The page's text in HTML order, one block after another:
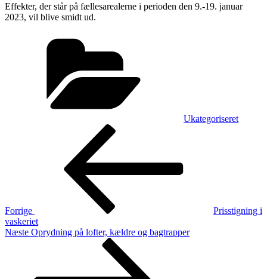
Effekter, der står på fællesarealerne i perioden den 9.-19. januar
2023, vil blive smidt ud.
Ukategoriseret
Indlægsnavigation
Forrige
Prisstigning i
vaskeriet
Næste
Næste Oprydning på lofter, kældre og bagtrapper